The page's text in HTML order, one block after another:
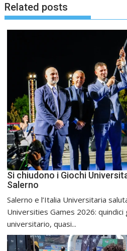
Related posts
Si chiudono i Giochi
Salerno
Salerno e l’Italia Universitaria
Universities Games 2026:
universitario, quasi...